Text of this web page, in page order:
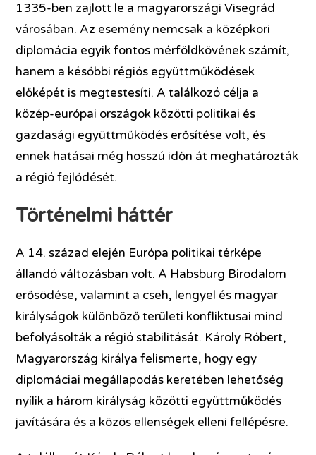
1335-ben zajlott le a magyarországi Visegrád
városában. Az esemény nemcsak a középkori
diplomácia egyik fontos mérföldkövének számít,
hanem a későbbi régiós együttműködések
előképét is megtestesíti. A találkozó célja a
közép-európai országok közötti politikai és
gazdasági együttműködés erősítése volt, és
ennek hatásai még hosszú időn át meghatározták
a régió fejlődését.
Történelmi háttér
A 14. század elején Európa politikai térképe
állandó változásban volt. A Habsburg Birodalom
erősödése, valamint a cseh, lengyel és magyar
királyságok különböző területi konfliktusai mind
befolyásolták a régió stabilitását. Károly Róbert,
Magyarország királya felismerte, hogy egy
diplomáciai megállapodás keretében lehetőség
nyílik a három királyság közötti együttműködés
javítására és a közös ellenségek elleni fellépésre.